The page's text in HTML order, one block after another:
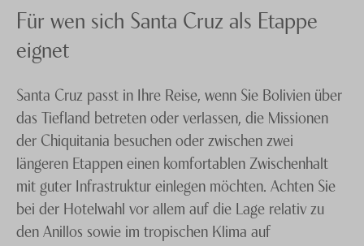
Für wen sich Santa Cruz als Etappe
eignet
Santa Cruz passt in Ihre Reise, wenn Sie Bolivien über
das Tiefland betreten oder verlassen, die Missionen
der Chiquitania besuchen oder zwischen zwei
längeren Etappen einen komfortablen Zwischenhalt
mit guter Infrastruktur einlegen möchten. Achten Sie
bei der Hotelwahl vor allem auf die Lage relativ zu
den Anillos sowie im tropischen Klima auf